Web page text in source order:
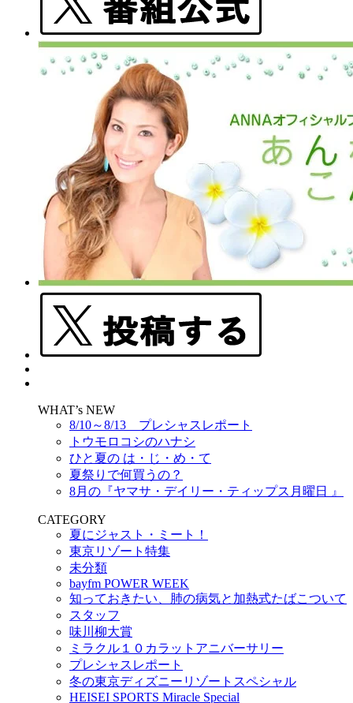
WHAT’s NEW
8/10～8/13 プレシャスレポート
トウモロコシのハナシ
ひと夏の は・じ・め・て
夏祭りで何買うの？
8月の『ヤマサ・デイリー・ティップス月曜日 』
CATEGORY
夏にジャスト・ミート！
東京リゾート特集
未分類
bayfm POWER WEEK
知っておきたい、肺の病気と加熱式たばこついて
スタッフ
味川柳大賞
ミラクル１０カラットアニバーサリー
プレシャスレポート
冬の東京ディズニーリゾートスペシャル
HEISEI SPORTS Miracle Special